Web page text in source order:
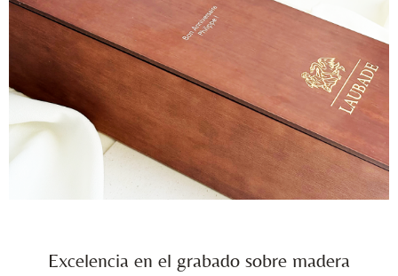
Excelencia en el grabado sobre madera